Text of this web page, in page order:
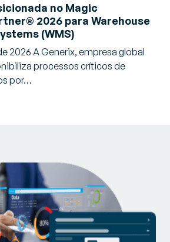
no Magic
2026 para Warehouse
(WMS)
2026 A Generix, empresa global
processos críticos de
por…